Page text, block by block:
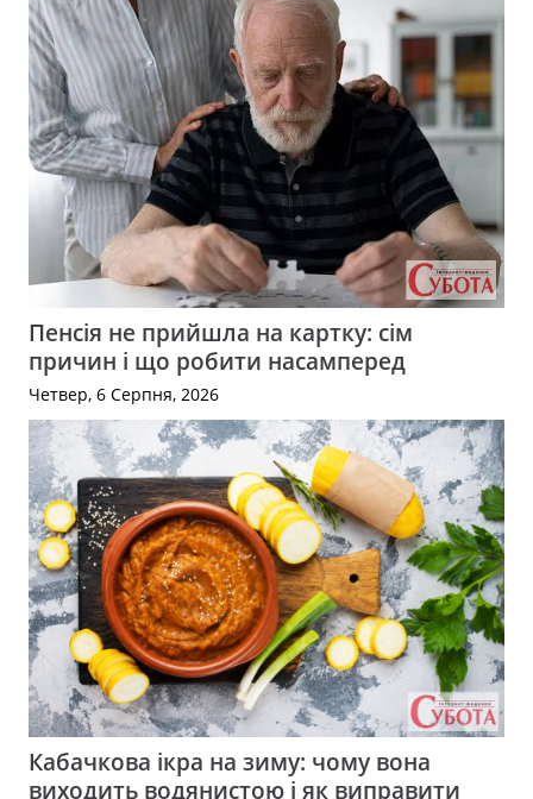
Пенсія не прийшла на картку: сім
причин і що робити насамперед
Четвер, 6 Серпня, 2026
Кабачкова ікра на зиму: чому вона
виходить водянистою і як виправити